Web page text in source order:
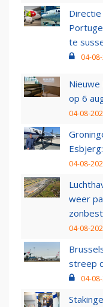
te
04-
Nieuwe
op 6
04-08-
04-08-
weer
04-08-
streep
04-